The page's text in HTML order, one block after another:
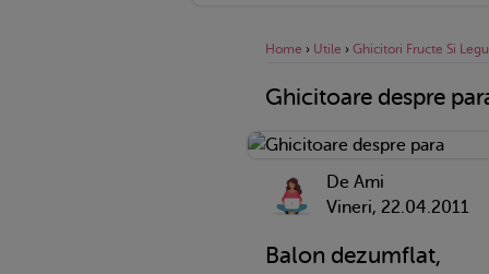
Home › Utile › Ghicitori Fructe Si
Ghicitoare despre
De Ami
Vineri, 22.04.2011
Balon dezumflat,